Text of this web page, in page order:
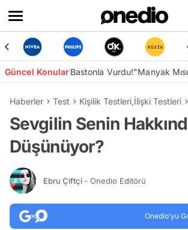
Güncel KonularBastonla Vurdu!"Manyak
Haberler Test Kişilik Testleri,İlişki Testleri
Sevgilin Senin
Düşünüyor?
Ebru Çiftçi - Onedio Editörü
Onedio’yu